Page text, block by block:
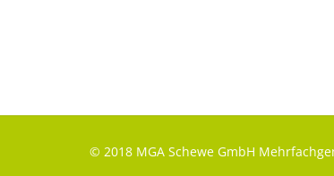
© 2018 MGA Schewe GmbH